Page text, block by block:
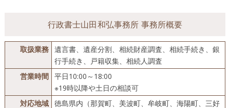
行政書士山田和弘事務所 事務所概要
取扱業務 遺言書、遺産分割、相続財産調査、相続手続き、銀
行手続き、戸籍収集、相続人調査
営業時間 平日10:00～18:00
※19時以降や土日の相談可
対応地域 徳島県内（那賀町、美波町、牟岐町、海陽町、三好